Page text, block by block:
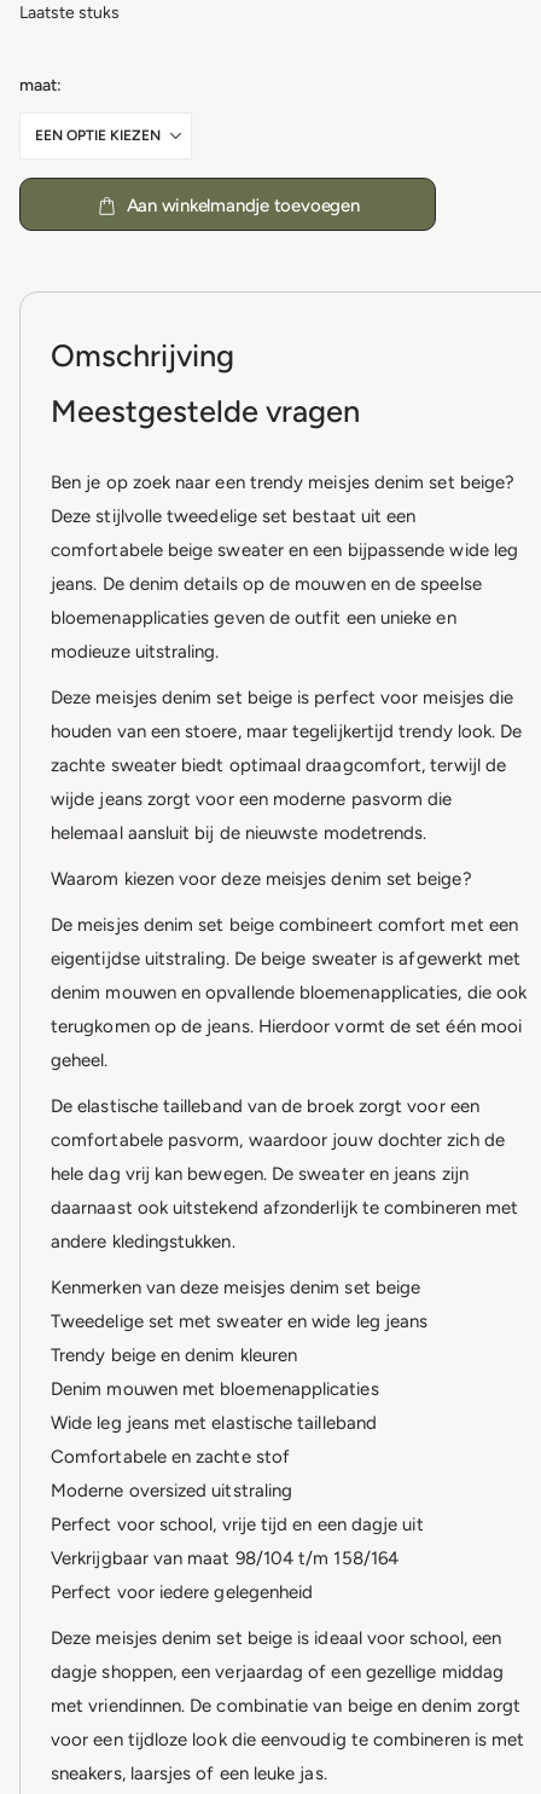
Laatste stuks
maat
Aan winkelmandje toevoegen
Omschrijving
Meestgestelde vragen
Ben je op zoek naar een trendy meisjes denim set beige?
Deze stijlvolle tweedelige set bestaat uit een
comfortabele beige sweater en een bijpassende wide leg
jeans. De denim details op de mouwen en de speelse
bloemenapplicaties geven de outfit een unieke en
modieuze uitstraling.
Deze meisjes denim set beige is perfect voor meisjes die
houden van een stoere, maar tegelijkertijd trendy look. De
zachte sweater biedt optimaal draagcomfort, terwijl de
wijde jeans zorgt voor een moderne pasvorm die
helemaal aansluit bij de nieuwste modetrends.
Waarom kiezen voor deze meisjes denim set beige?
De meisjes denim set beige combineert comfort met een
eigentijdse uitstraling. De beige sweater is afgewerkt met
denim mouwen en opvallende bloemenapplicaties, die ook
terugkomen op de jeans. Hierdoor vormt de set één mooi
geheel.
De elastische tailleband van de broek zorgt voor een
comfortabele pasvorm, waardoor jouw dochter zich de
hele dag vrij kan bewegen. De sweater en jeans zijn
daarnaast ook uitstekend afzonderlijk te combineren met
andere kledingstukken.
Kenmerken van deze meisjes denim set beige
Tweedelige set met sweater en wide leg jeans
Trendy beige en denim kleuren
Denim mouwen met bloemenapplicaties
Wide leg jeans met elastische tailleband
Comfortabele en zachte stof
Moderne oversized uitstraling
Perfect voor school, vrije tijd en een dagje uit
Verkrijgbaar van maat 98/104 t/m 158/164
Perfect voor iedere gelegenheid
Deze meisjes denim set beige is ideaal voor school, een
dagje shoppen, een verjaardag of een gezellige middag
met vriendinnen. De combinatie van beige en denim zorgt
voor een tijdloze look die eenvoudig te combineren is met
sneakers, laarsjes of een leuke jas.